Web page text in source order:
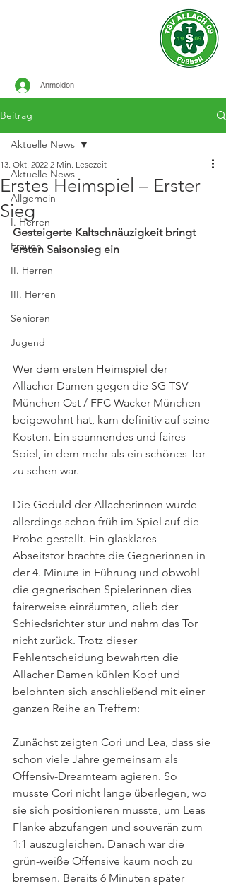
Anmelden
Beitrag
Aktuelle News
Allgemein
I. Herren
Frauen
II. Herren
III. Herren
Senioren
Jugend
Aktuelle News
Erstes Heimspiel – Erster
Sieg
13. Okt. 2022 2 Min. Lesezeit
Gesteigerte Kaltschnäuzigkeit bringt
ersten Saisonsieg ein
Wer dem ersten Heimspiel der
Allacher Damen gegen die SG TSV
München Ost / FFC Wacker München
beigewohnt hat, kam definitiv auf seine
Kosten. Ein spannendes und faires
Spiel, in dem mehr als ein schönes Tor
zu sehen war.
Die Geduld der Allacherinnen wurde
allerdings schon früh im Spiel auf die
Probe gestellt. Ein glasklares
Abseitstor brachte die Gegnerinnen in
der 4. Minute in Führung und obwohl
die gegnerischen Spielerinnen dies
fairerweise einräumten, blieb der
Schiedsrichter stur und nahm das Tor
nicht zurück. Trotz dieser
Fehlentscheidung bewahrten die
Allacher Damen kühlen Kopf und
belohnten sich anschließend mit einer
ganzen Reihe an Treffern:
Zunächst zeigten Cori und Lea, dass sie
schon viele Jahre gemeinsam als
Offensiv-Dreamteam agieren. So
musste Cori nicht lange überlegen, wo
sie sich positionieren musste, um Leas
Flanke abzufangen und souverän zum
1:1 auszugleichen. Danach war die
grün-weiße Offensive kaum noch zu
bremsen. Bereits 6 Minuten später